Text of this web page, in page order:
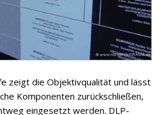
zeigt die Objektivqualität und lässt
Komponenten zurückschließen,
eingesetzt werden. DLP-